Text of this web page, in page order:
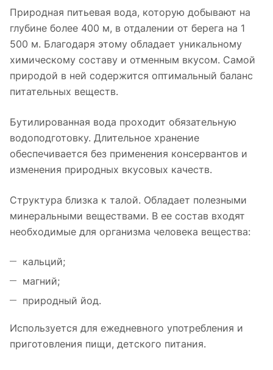
Природная питьевая вода, которую добывают на
глубине более 400 м, в отдалении от берега на 1
500 м. Благодаря этому обладает уникальному
химическому составу и отменным вкусом. Самой
природой в ней содержится оптимальный баланс
питательных веществ.
Бутилированная вода проходит обязательную
водоподготовку. Длительное хранение
обеспечивается без применения консервантов и
изменения природных вкусовых качеств.
Структура близка к талой. Обладает полезными
минеральными веществами. В ее состав входят
необходимые для организма человека вещества:
кальций;
магний;
природный йод.
Используется для ежедневного употребления и
приготовления пищи, детского питания.